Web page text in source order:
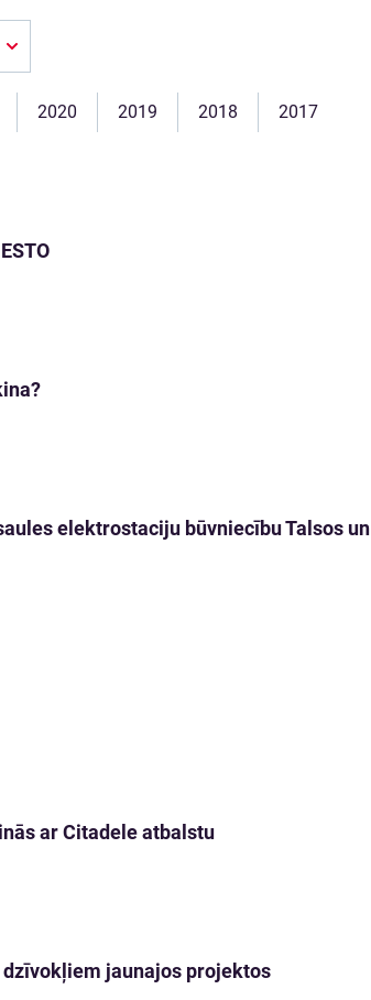
2020 2019 2018 2017
elektrostaciju būvniecību Talsos un
ar Citadele atbalstu
jaunajos projektos